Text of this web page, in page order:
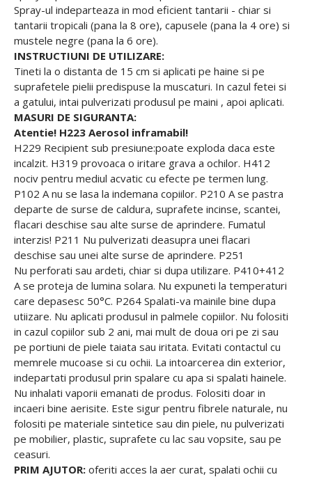
Spray-ul indeparteaza in mod eficient tantarii - chiar si
tantarii tropicali (pana la 8 ore), capusele (pana la 4 ore) si
mustele negre (pana la 6 ore).
INSTRUCTIUNI DE UTILIZARE:
Tineti la o distanta de 15 cm si aplicati pe haine si pe
suprafetele pielii predispuse la muscaturi. In cazul fetei si
a gatului, intai pulverizati produsul pe maini , apoi aplicati.
MASURI DE SIGURANTA:
Atentie! H223 Aerosol inframabil!
H229 Recipient sub presiune:poate exploda daca este
incalzit. H319 provoaca o iritare grava a ochilor. H412
nociv pentru mediul acvatic cu efecte pe termen lung.
P102 A nu se lasa la indemana copiilor. P210 A se pastra
departe de surse de caldura, suprafete incinse, scantei,
flacari deschise sau alte surse de aprindere. Fumatul
interzis! P211 Nu pulverizati deasupra unei flacari
deschise sau unei alte surse de aprindere. P251
Nu perforati sau ardeti, chiar si dupa utilizare. P410+412
A se proteja de lumina solara. Nu expuneti la temperaturi
care depasesc 50°C. P264 Spalati-va mainile bine dupa
utiizare. Nu aplicati produsul in palmele copiilor. Nu folositi
in cazul copiilor sub 2 ani, mai mult de doua ori pe zi sau
pe portiuni de piele taiata sau iritata. Evitati contactul cu
memrele mucoase si cu ochii. La intoarcerea din exterior,
indepartati produsul prin spalare cu apa si spalati hainele.
Nu inhalati vaporii emanati de produs. Folositi doar in
incaeri bine aerisite. Este sigur pentru fibrele naturale, nu
folositi pe materiale sintetice sau din piele, nu pulverizati
pe mobilier, plastic, suprafete cu lac sau vopsite, sau pe
ceasuri.
PRIM AJUTOR: oferiti acces la aer curat, spalati ochii cu